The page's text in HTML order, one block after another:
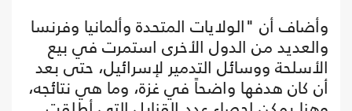
وأضاف أن "الولايات المتحدة وألمانيا وفرنسا
والعديد من الدول الأخرى استمرت في بيع
الأسلحة ووسائل التدمير لإسرائيل، حتى بعد
أن كان هدفها واضحاً في غزة، وما هي نتائجه،